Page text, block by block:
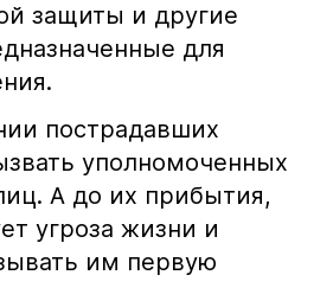
защиты и другие
для
пострадавших
уполномоченных
А до их прибытия,
угроза жизни и
им первую